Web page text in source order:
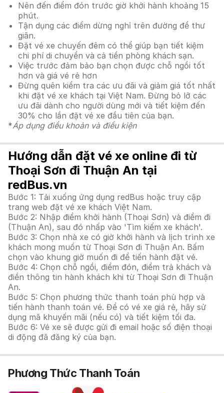
Nên đến điểm đón trước giờ khởi hành khoảng 15
phút.
Tận dụng các điểm dừng nghỉ trên đường để thư
giãn.
Đặt vé xe chuyến đêm có thể giúp bạn tiết kiệm
chi phí di chuyển và cả tiền phòng khách sạn.
Việc trước đảm bảo bạn chọn được chỗ ngồi tốt
hơn và giá vé rẻ hơn
Đừng quên kiểm tra các ưu đãi và giảm giá tốt nhất
khi đặt vé xe khách tại Việt Nam. Đừng bỏ lỡ các
ưu đãi dành cho người dùng mới và tiết kiệm đến
30% cho lần đặt vé xe đầu tiên của bạn.
*Áp dụng điều khoản và điều kiện
Hướng dẫn đặt vé xe online đi từ
Thoại Sơn đi Thuận An tại
redBus.vn
Bước 1: Tải xuống ứng dụng redBus hoặc truy cập
trang web đặt vé xe khách Việt Nam.
Bước 2: Nhập điểm khởi hành (Thoại Sơn) và điểm đi
(Thuận An), sau đó nhấp vào 'Tìm kiếm xe khách'.
Bước 3: Chọn nhà xe có giờ khởi hành và lịch trình xe
khách mong muốn từ Thoại Sơn đi Thuận An. Bấm
chọn vào khung giờ muốn đi để tiến hành đặt vé.
Bước 4: Chọn chỗ ngồi, điểm đón, điểm trả khách và
điền thông tin hành khách khi từ Thoại Sơn đi Thuận
An.
Bước 5: Chọn phương thức thanh toán phù hợp và
tiến hành thanh toán vé. Để có vé xe giá rẻ, hãy sử
dụng mã khuyến mãi (nếu có) và tiết kiệm tối đa.
Bước 6: Vé xe sẽ được gửi đi email hoặc số điện thoại
di động đã đăng ký của bạn.
Phương Thức Thanh Toán